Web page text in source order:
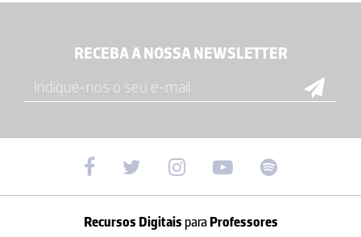
RECEBA A NOSSA NEWSLETTER
Recursos Digitais paraProfessores